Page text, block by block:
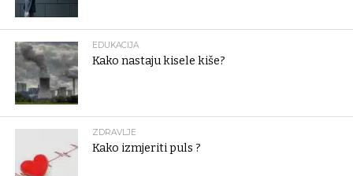
EDUKACIJA
Kako nastaju kisele kiše?
ZDRAVLJE
Kako izmjeriti puls ?